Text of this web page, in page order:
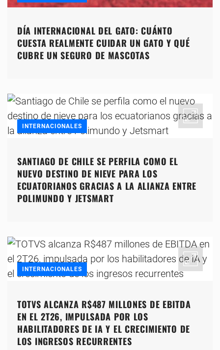
DÍA INTERNACIONAL DEL GATO: CUÁNTO
CUESTA REALMENTE CUIDAR UN GATO Y QUÉ
CUBRE UN SEGURO DE MASCOTAS
INTERNACIONALES
SANTIAGO DE CHILE SE PERFILA COMO EL
NUEVO DESTINO DE NIEVE PARA LOS
ECUATORIANOS GRACIAS A LA ALIANZA ENTRE
POLIMUNDO Y JETSMART
INTERNACIONALES
TOTVS ALCANZA R$487 MILLONES DE EBITDA
EN EL 2T26, IMPULSADA POR LOS
HABILITADORES DE IA Y EL CRECIMIENTO DE
LOS INGRESOS RECURRENTES